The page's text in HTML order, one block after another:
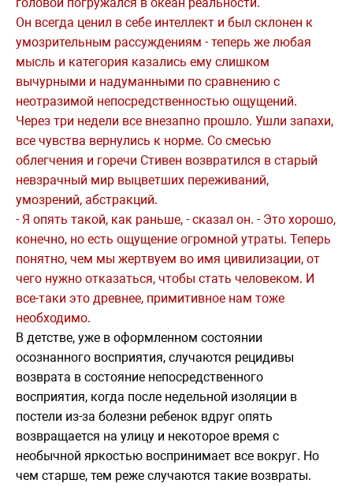
головой погружался в океан реальности.
Он всегда ценил в себе интеллект и был склонен к
умозрительным рассуждениям - теперь же любая
мысль и категория казались ему слишком
вычурными и надуманными по сравнению с
неотразимой непосредственностью ощущений.
Через три недели все внезапно прошло. Ушли запахи,
все чувства вернулись к норме. Со смесью
облегчения и горечи Стивен возвратился в старый
невзрачный мир выцветших переживаний,
умозрений, абстракций.
- Я опять такой, как раньше, - сказал он. - Это хорошо,
конечно, но есть ощущение огромной утраты. Теперь
понятно, чем мы жертвуем во имя цивилизации, от
чего нужно отказаться, чтобы стать человеком. И
все-таки это древнее, примитивное нам тоже
необходимо.
В детстве, уже в оформленном состоянии
осознанного восприятия, случаются рецидивы
возврата в состояние непосредственного
восприятия, когда после недельной изоляции в
постели из-за болезни ребенок вдруг опять
возвращается на улицу и некоторое время с
необычной яркостью воспринимает все вокруг. Но
чем старше, тем реже случаются такие возвраты.